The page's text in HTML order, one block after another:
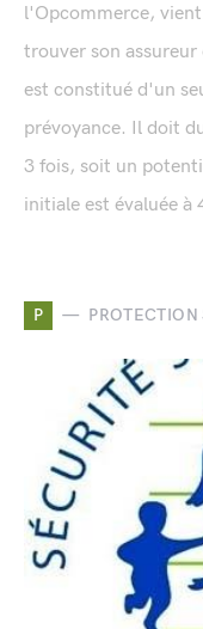
l'Opcommerce,
trouver son assureur
est constitué d'un
prévoyance. Il doit
3 fois, soit un
initiale est évaluée à
P PROTECTION